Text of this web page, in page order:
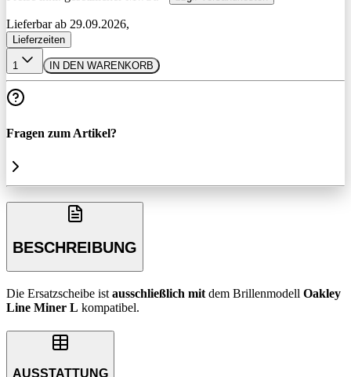
Lieferbar ab 29.09.2026,
Lieferzeiten
1 IN DEN WARENKORB
Fragen zum Artikel?
BESCHREIBUNG
Die Ersatzscheibe ist ausschließlich mit dem Brillenmodell Oakley
Line Miner L kompatibel.
AUSSTATTUNG